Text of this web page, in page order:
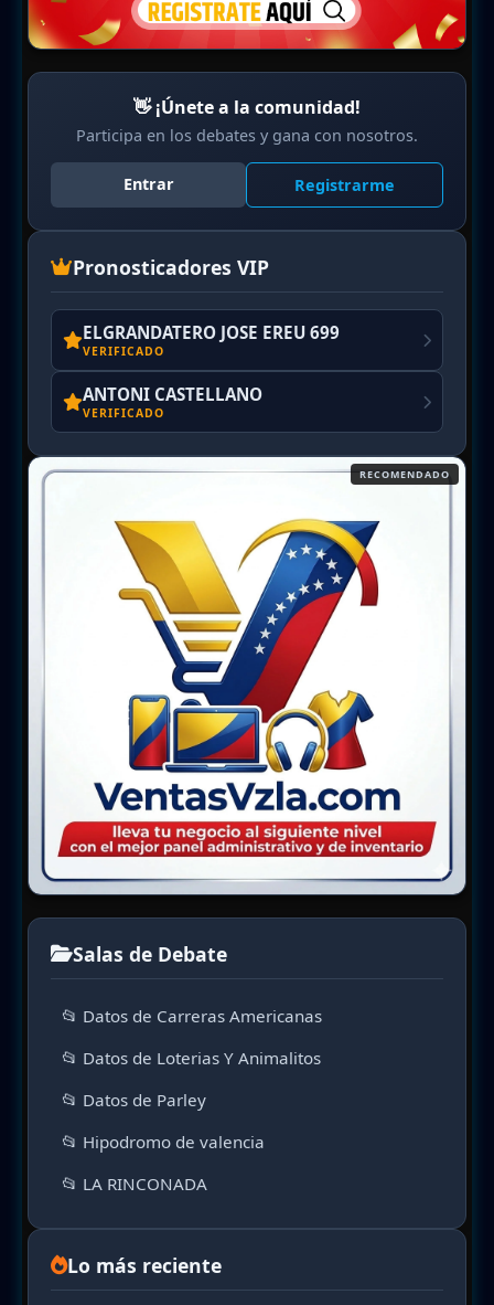
👋 ¡Únete a la comunidad!
Participa en los debates y gana con nosotros.
Entrar Registrarme
Pronosticadores VIP
ELGRANDATERO JOSE EREU 699
VERIFICADO
ANTONI CASTELLANO
VERIFICADO
RECOMENDADO
Salas de Debate
📂 Datos de Carreras Americanas
📂 Datos de Loterias Y Animalitos
📂 Datos de Parley
📂 Hipodromo de valencia
📂 LA RINCONADA
Lo más reciente